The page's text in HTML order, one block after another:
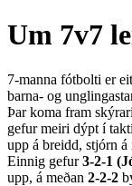
Um 7v7
7-manna fótbolti er
barna- og
Þar koma fram
gefur meiri dýpt í
upp á breidd, stjórn
Einnig gefur3-2-1
upp, á meðan 2-2-2